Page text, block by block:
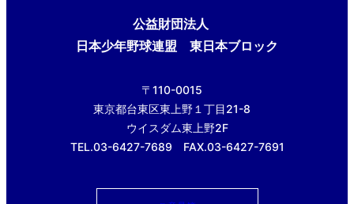
公益財団法人
日本少年野球連盟 東日本ブロック
〒110-0015
東京都台東区東上野１丁目21-8
ウイスダム東上野2F
TEL.03-6427-7689 FAX.03-6427-7691